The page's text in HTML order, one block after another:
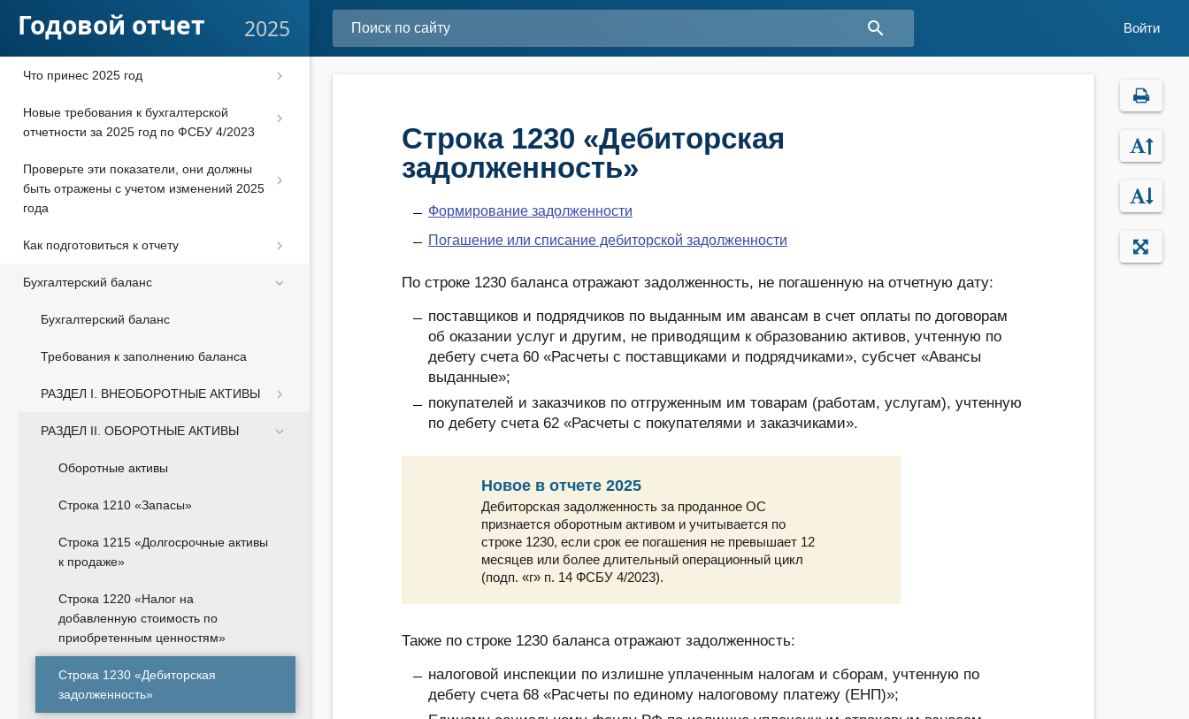
search Войти
Годовой отчет 2025
Что принес 2025 год
Новые требования к бухгалтерской
отчетности за 2025 год по ФСБУ 4/2023
Проверьте эти показатели, они должны
быть отражены с учетом изменений 2025
года
Как подготовиться к отчету
Бухгалтерский баланс
Бухгалтерский баланс
Требования к заполнению баланса
РАЗДЕЛ I. ВНЕОБОРОТНЫЕ АКТИВЫ
РАЗДЕЛ II. ОБОРОТНЫЕ АКТИВЫ
Оборотные активы
Строка 1210 «Запасы»
Строка 1215 «Долгосрочные активы
к продаже»
Строка 1220 «Налог на
добавленную стоимость по
приобретенным ценностям»
Строка 1230 «Дебиторская
задолженность»
Строка 1230 «Дебиторская
задолженность»
Формирование задолженности
Погашение или списание дебиторской задолженности
По строке 1230 баланса отражают задолженность, не погашенную на отчетную дату:
поставщиков и подрядчиков по выданным им авансам в счет оплаты по договорам
об оказании услуг и другим, не приводящим к образованию активов, учтенную по
дебету счета 60 «Расчеты с поставщиками и подрядчиками», субсчет «Авансы
выданные»;
покупателей и заказчиков по отгруженным им товарам (работам, услугам), учтенную
по дебету счета 62 «Расчеты с покупателями и заказчиками».
Новое в отчете 2025
Дебиторская задолженность за проданное ОС
признается оборотным активом и учитывается по
строке 1230, если срок ее погашения не превышает 12
месяцев или более длительный операционный цикл
(подп. «г» п. 14 ФСБУ 4/2023).
Также по строке 1230 баланса отражают задолженность:
налоговой инспекции по излишне уплаченным налогам и сборам, учтенную по
дебету счета 68 «Расчеты по единому налоговому платежу (ЕНП)»;